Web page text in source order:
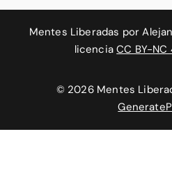
Mentes Liberadas por
licenciaCC BY-NC
© 2026 Mentes